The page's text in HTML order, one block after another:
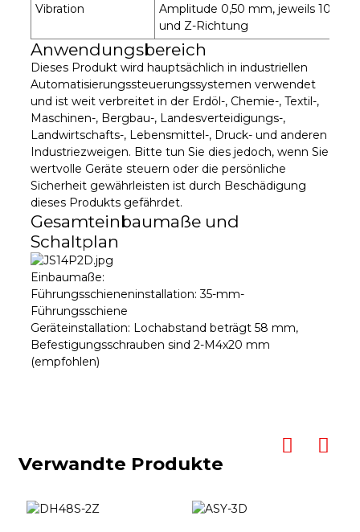
Vibration
Amplitude 0,50 mm, jeweils 10
und Z-Richtung
Anwendungsbereich
Dieses Produkt wird hauptsächlich in industriellen
Automatisierungssteuerungssystemen verwendet
und ist weit verbreitet in der Erdöl-, Chemie-, Textil-,
Maschinen-, Bergbau-, Landesverteidigungs-,
Landwirtschafts-, Lebensmittel-, Druck- und anderen
Industriezweigen. Bitte tun Sie dies jedoch, wenn Sie
wertvolle Geräte steuern oder die persönliche
Sicherheit gewährleisten ist durch Beschädigung
dieses Produkts gefährdet.
Gesamteinbaumaße und
Schaltplan
Einbaumaße:
Führungsschieneninstallation: 35-mm-
Führungsschiene
Geräteinstallation: Lochabstand beträgt 58 mm,
Befestigungsschrauben sind 2-M4x20 mm
(empfohlen)
Verwandte Produkte